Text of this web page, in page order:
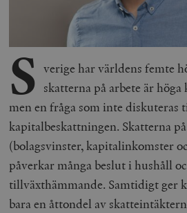
S verige har världens femte
skatterna på arbete är
men en fråga som inte
kapitalbeskattningen. Skatterna
(bolagsvinster, kapitalinkomster
påverkar många beslut i hushåll
tillväxthämmande. Samtidigt ger
bara en åttondel av